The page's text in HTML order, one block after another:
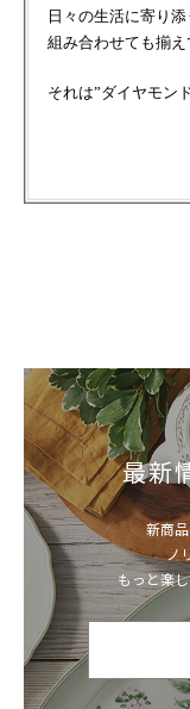
日々の生活に寄り
組み合わせても揃え
それは”ダイヤモン
最新
新商
ノ
もっと楽